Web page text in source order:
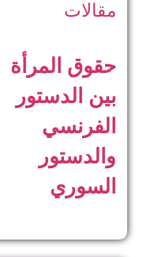
مقالات
حقوق المرأة
بين الدستور
الفرنسي
والدستور
السوري